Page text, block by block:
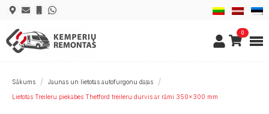
0
Sākums Jaunas un lietotas autofurgonu daļas
Lietotas Treileru piekabes Thetford treileru durvis ar rāmi 350×300 mm